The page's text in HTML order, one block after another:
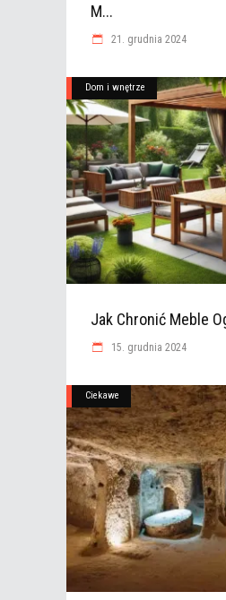
M...
21. grudnia 2024
Dom i wnętrze
Jak Chronić Meble
15. grudnia 2024
Ciekawe